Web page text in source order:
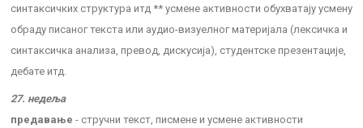
синтаксичких структура итд ** усмене активности обухватају усмену
обраду писаног текста или аудио-визуелног материјала (лексичка и
синтаксичка анализа, превод, дискусија), студентске презентације,
дебате итд.
27. недеља
предавање - стручни текст, писмене и усмене активности